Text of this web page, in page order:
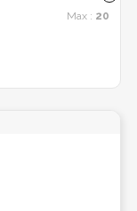
Max : 20